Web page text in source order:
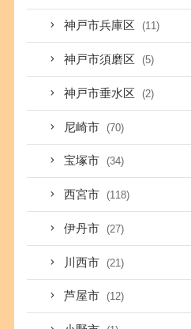
神戸市兵庫区 (11)
神戸市須磨区 (5)
神戸市垂水区 (2)
尼崎市 (70)
宝塚市 (34)
西宮市 (118)
伊丹市 (27)
川西市 (21)
芦屋市 (12)